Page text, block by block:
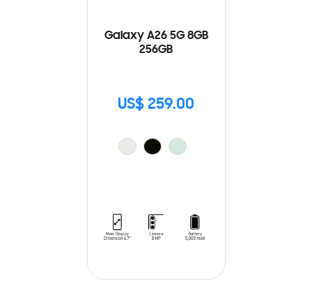
Galaxy A26 5G 8GB
256GB
US$ 259.00